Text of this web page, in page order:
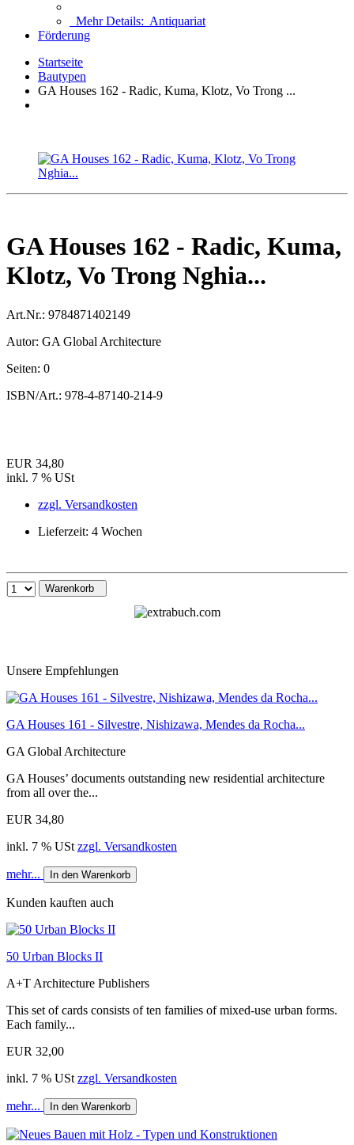
Mehr Details: Antiquariat
Förderung
Startseite
Bautypen
GA Houses 162 - Radic, Kuma, Klotz, Vo Trong ...
GA Houses 162 - Radic, Kuma,
Klotz, Vo Trong Nghia...
Art.Nr.: 9784871402149
Autor: GA Global Architecture
Seiten: 0
ISBN/Art.: 978-4-87140-214-9
EUR 34,80
inkl. 7 % USt
zzgl. Versandkosten
Lieferzeit: 4 Wochen
Warenkorb
Unsere Empfehlungen
GA Houses 161 - Silvestre, Nishizawa, Mendes da Rocha...
GA Global Architecture
GA Houses’ documents outstanding new residential architecture
from all over the...
EUR 34,80
inkl. 7 % USt zzgl. Versandkosten
mehr... In den Warenkorb
Kunden kauften auch
50 Urban Blocks II
A+T Architecture Publishers
This set of cards consists of ten families of mixed-use urban forms.
Each family...
EUR 32,00
inkl. 7 % USt zzgl. Versandkosten
mehr... In den Warenkorb